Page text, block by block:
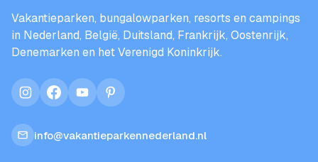
Vakantieparken, bungalowparken, resorts en campings
in Nederland, België, Duitsland, Frankrijk, Oostenrijk,
Denemarken en het Verenigd Koninkrijk.
instagramfacebookyoutubepinterest
info@vakantieparkennederland.nl